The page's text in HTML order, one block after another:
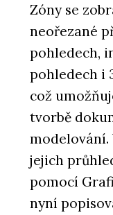
Zóny se
neořezané
pohledech,
pohledech i
což
tvorbě
modelování.
jejich
pomocí
nyní